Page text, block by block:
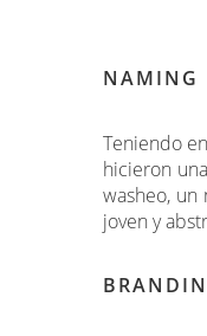
NAMING
Teniendo
hicieron
washeo,
joven y